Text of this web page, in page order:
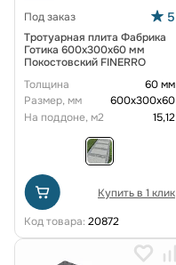
Под заказ 5
Тротуарная плита Фабрика
Готика 600х300х60 мм
Покостовский FINERRO
Толщина
60 мм
Размер, мм
600х300х60
На поддоне, м2
15,12
Купить в 1 клик
Код товара: 20872